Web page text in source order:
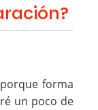
forma
un poco de